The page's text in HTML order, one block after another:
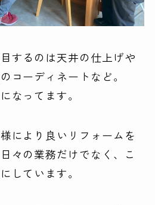
するのは天井の仕上げや
コーディネートなど。
なってます。
により良いリフォームを
々の業務だけでなく、こ
しています。